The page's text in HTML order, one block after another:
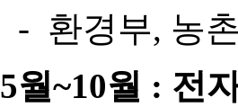
- 환경부, 농
5월~10월 : 전